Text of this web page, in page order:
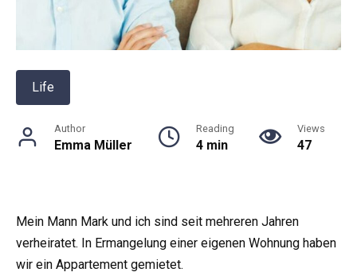
Life
Author
Emma Müller
Reading
4 min
Views
47
Mein Mann Mark und ich sind seit mehreren Jahren
verheiratet. In Ermangelung einer eigenen Wohnung haben
wir ein Appartement gemietet.